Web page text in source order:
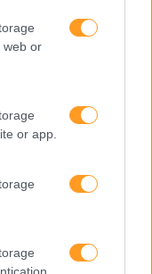
web or
or app.
da
fala